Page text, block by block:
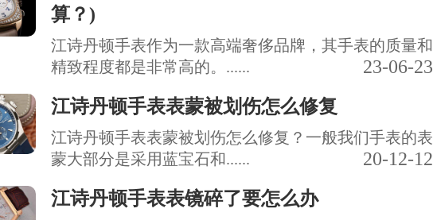
算？)
江诗丹顿手表作为一款高端奢侈品牌，其手表的质量和
精致程度都是非常高的。......
23-06-23
江诗丹顿手表表蒙被划伤怎么修复
江诗丹顿手表表蒙被划伤怎么修复？一般我们手表的表
蒙大部分是采用蓝宝石和......
20-12-12
江诗丹顿手表表镜碎了要怎么办